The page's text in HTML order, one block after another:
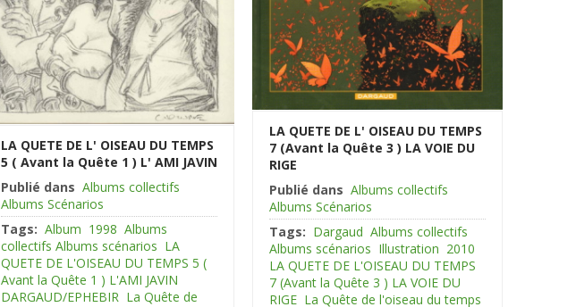
LA QUETE DE L' OISEAU DU TEMPS
5 ( Avant la Quête 1 ) L' AMI JAVIN
Publié dans Albums collectifs
Albums Scénarios
Tags: Album 1998 Albums
collectifs Albums scénarios LA
QUETE DE L'OISEAU DU TEMPS 5 (
Avant la Quête 1 ) L'AMI JAVIN
DARGAUD/EPHEBIR La Quête de
LA QUETE DE L' OISEAU DU TEMPS
7 (Avant la Quête 3 ) LA VOIE DU
RIGE
Publié dans Albums collectifs
Albums Scénarios
Tags: Dargaud Albums collectifs
Albums scénarios Illustration 2010
LA QUETE DE L'OISEAU DU TEMPS
7 (Avant la Quête 3 ) LA VOIE DU
RIGE La Quête de l'oiseau du temps